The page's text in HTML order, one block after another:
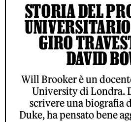
STORIA DEL
GIRO
DAVID
Will Brooker è un
University di Londra.
scrivere una biografia
Duke, ha pensato bene